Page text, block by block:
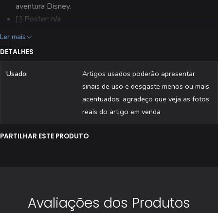
aventura Disney.
[ ] Poster: n/a
[ ] Editora: Abril
[ ] Todas as revistas são fotografadas individualmente.
Ler mais
DETALHES
Usado:
Artigos usados poderão apresentar
sinais de uso e desgaste menos ou mais
acentuados, agradeço que veja as fotos
reais do artigo em venda
PARTILHAR ESTE PRODUTO
Avaliações dos Produtos